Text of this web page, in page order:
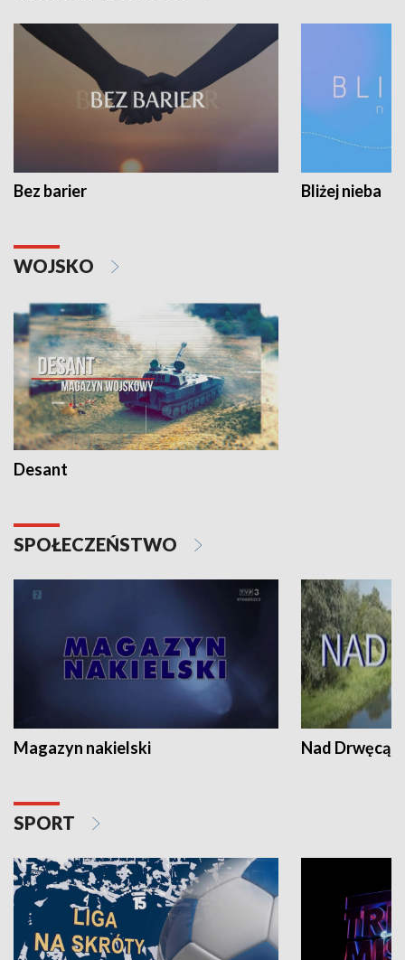
Bez barier Bliżej nieba
WOJSKO
Desant
SPOŁECZEŃSTWO
Magazyn nakielski Nad Drwęcą
SPORT